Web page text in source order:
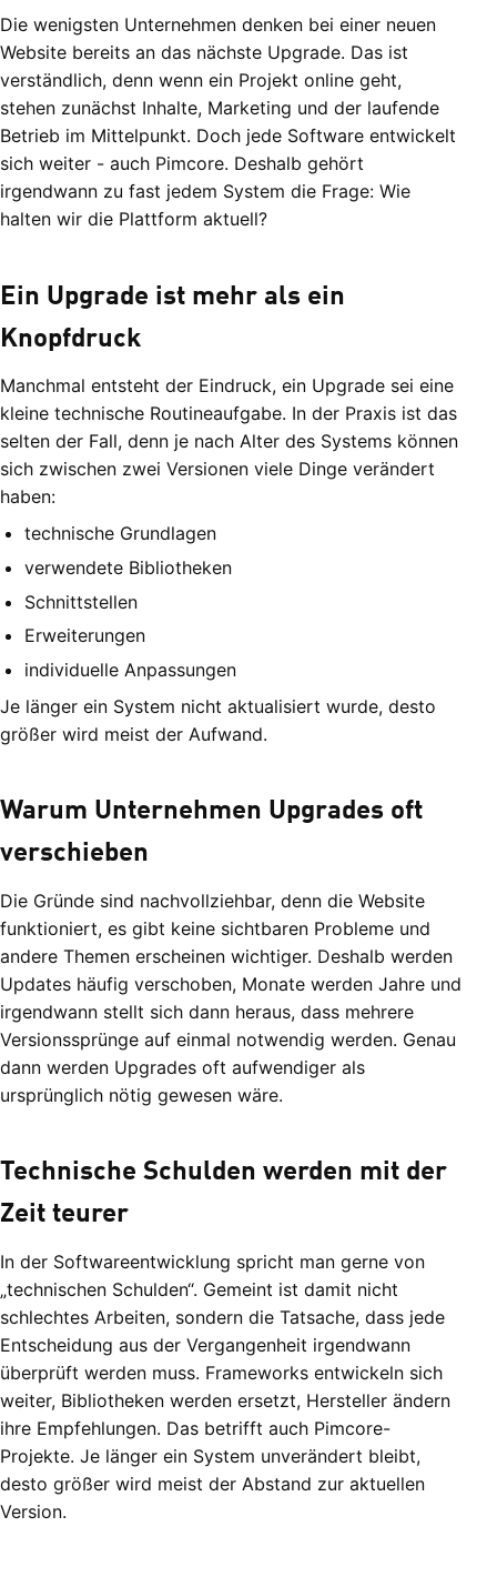
Die wenigsten Unternehmen denken bei einer neuen
Website bereits an das nächste Upgrade. Das ist
verständlich, denn wenn ein Projekt online geht,
stehen zunächst Inhalte, Marketing und der laufende
Betrieb im Mittelpunkt. Doch jede Software entwickelt
sich weiter - auch Pimcore. Deshalb gehört
irgendwann zu fast jedem System die Frage: Wie
halten wir die Plattform aktuell?
Ein Upgrade ist mehr als ein
Knopfdruck
Manchmal entsteht der Eindruck, ein Upgrade sei eine
kleine technische Routineaufgabe. In der Praxis ist das
selten der Fall, denn je nach Alter des Systems können
sich zwischen zwei Versionen viele Dinge verändert
haben:
technische Grundlagen
verwendete Bibliotheken
Schnittstellen
Erweiterungen
individuelle Anpassungen
Je länger ein System nicht aktualisiert wurde, desto
größer wird meist der Aufwand.
Warum Unternehmen Upgrades oft
verschieben
Die Gründe sind nachvollziehbar, denn die Website
funktioniert, es gibt keine sichtbaren Probleme und
andere Themen erscheinen wichtiger. Deshalb werden
Updates häufig verschoben, Monate werden Jahre und
irgendwann stellt sich dann heraus, dass mehrere
Versionssprünge auf einmal notwendig werden. Genau
dann werden Upgrades oft aufwendiger als
ursprünglich nötig gewesen wäre.
Technische Schulden werden mit der
Zeit teurer
In der Softwareentwicklung spricht man gerne von
„technischen Schulden“. Gemeint ist damit nicht
schlechtes Arbeiten, sondern die Tatsache, dass jede
Entscheidung aus der Vergangenheit irgendwann
überprüft werden muss. Frameworks entwickeln sich
weiter, Bibliotheken werden ersetzt, Hersteller ändern
ihre Empfehlungen. Das betrifft auch Pimcore-
Projekte. Je länger ein System unverändert bleibt,
desto größer wird meist der Abstand zur aktuellen
Version.